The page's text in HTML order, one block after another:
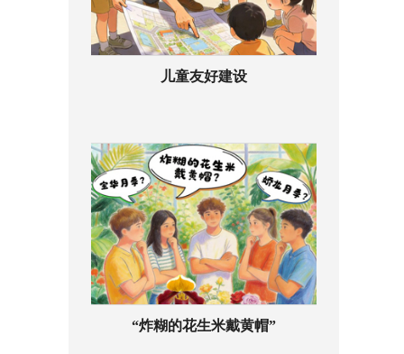
儿童友好建设
“炸糊的花生米戴黄帽”